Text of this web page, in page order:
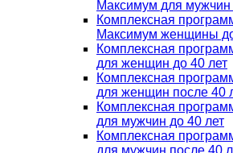
Максимум для мужчин
Комплексная
Максимум женщины
Комплексная
для женщин до 40 лет
Комплексная
для женщин после 40
Комплексная
для мужчин до 40 лет
Комплексная